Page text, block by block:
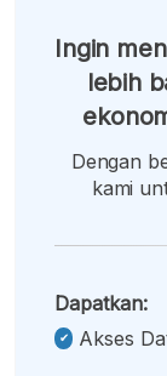
Ingin
lebih
Dengan
kami
Dapatkan:
Akses